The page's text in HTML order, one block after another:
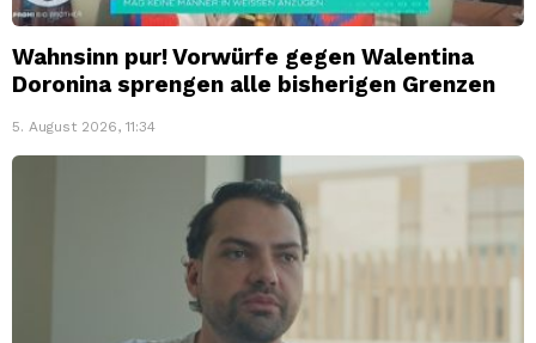
Wahnsinn pur! Vorwürfe gegen Walentina
Doronina sprengen alle bisherigen Grenzen
5. August 2026, 11:34